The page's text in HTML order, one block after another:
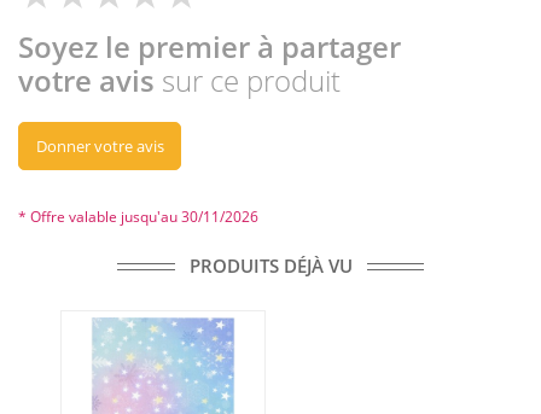
Soyez le premier à partager
votre avis sur ce produit
Donner votre avis
* Offre valable jusqu'au 30/11/2026
PRODUITS DÉJÀ VU